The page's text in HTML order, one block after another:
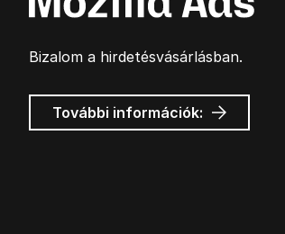
Bizalom a hirdetésvásárlásban.
További információk: Mozilla
hirdetések